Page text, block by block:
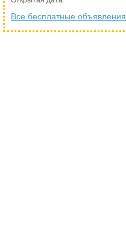
Все бесплатные объявления